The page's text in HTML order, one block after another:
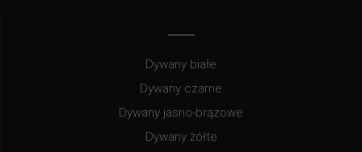
Dywany białe
Dywany czarne
Dywany jasno-brązowe
Dywany żółte